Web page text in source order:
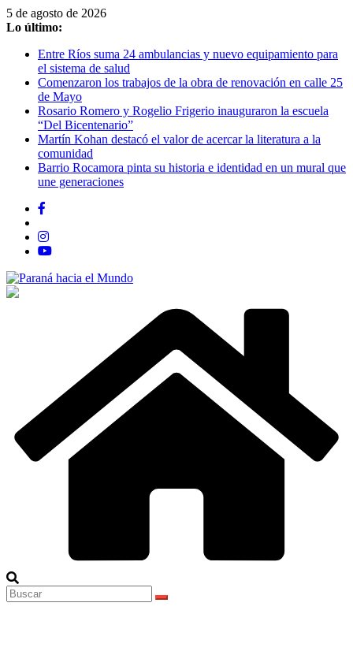
Saltar
al
5 de agosto de 2026
Lo último:
Entre Ríos suma 24 ambulancias y nuevo equipamiento para
el sistema de salud
Comenzaron los trabajos de la obra de renovación en calle 25
de Mayo
Rosario Romero y Rogelio Frigerio inauguraron la escuela
“Del Bicentenario”
Martín Kohan destacó el valor de acercar la literatura a la
comunidad
Barrio Rocamora pinta su historia e identidad en un mural que
une generaciones